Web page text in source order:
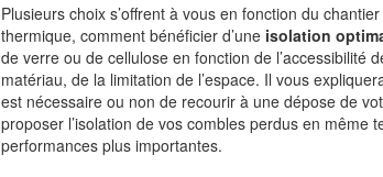
Plusieurs choix s’offrent à vous en fonction du
thermique, comment bénéficier d’une isolation
de verre ou de cellulose en fonction de l’accessibilité
matériau, de la limitation de l’espace. Il vous
est nécessaire ou non de recourir à une dépose de
proposer l’isolation de vos combles perdus en
performances plus importantes.